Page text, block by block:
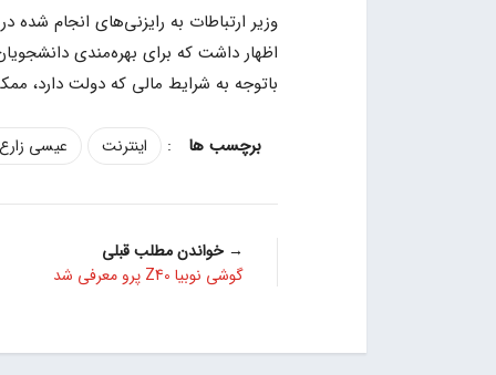
وزیر ارتباطات به رایزنی‌های انجام
اظهار داشت که برای بهره‌مندی
باتوجه به شرایط مالی که دولت دارد،
: اینترنت عیسی
→ خواندن مطلب قبلی
گوشی نوبیا Z40 پرو معرفی شد